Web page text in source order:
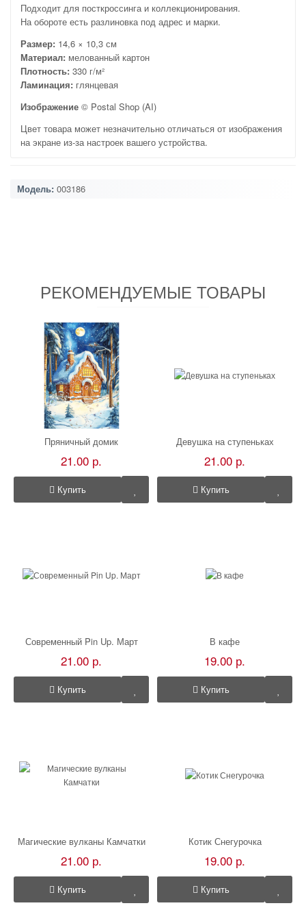
Подходит для посткроссинга и коллекционирования.
На обороте есть разлиновка под адрес и марки.
Размер: 14,6 × 10,3 см
Материал: мелованный картон
Плотность: 330 г/м²
Ламинация: глянцевая
Изображение © Postal Shop (AI)
Цвет товара может незначительно отличаться от изображения
на экране из-за настроек вашего устройства.
Модель: 003186
РЕКОМЕНДУЕМЫЕ ТОВАРЫ
Пряничный домик
21.00 р.
Купить
Девушка на ступеньках
21.00 р.
Купить
Современный Pin Up. Март
21.00 р.
Купить
В кафе
19.00 р.
Купить
Магические вулканы Камчатки
21.00 р.
Купить
Котик Снегурочка
19.00 р.
Купить